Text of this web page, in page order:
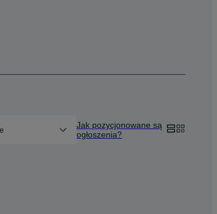
Jak pozycjonowane są
ogłoszenia?